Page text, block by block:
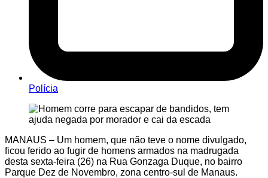
Polícia
MANAUS – Um homem, que não teve o nome divulgado,
ficou ferido ao fugir de homens armados na madrugada
desta sexta-feira (26) na Rua Gonzaga Duque, no bairro
Parque Dez de Novembro, zona centro-sul de Manaus.